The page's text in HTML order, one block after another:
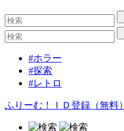
#ホラー
#探索
#レトロ
ふりーむ！ＩＤ登録（無料）